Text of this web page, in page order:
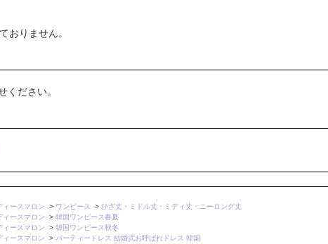
おりません。
ください。
ィースマロン > ワンピース > ひざ丈・ミドル丈・ミディ丈・ニーロング丈
ィースマロン
> 韓国ワンピース春夏
ィースマロン
> 韓国ワンピース秋冬
ィースマロン
> パーティードレス 結婚式お呼ばれドレス 韓国